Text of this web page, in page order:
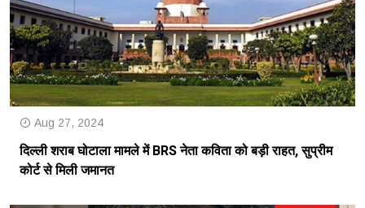
Aug 27, 2024
दिल्ली शराब घोटाला मामले में BRS नेता कविता को बड़ी राहत, सुप्रीम
कोर्ट से मिली जमानत